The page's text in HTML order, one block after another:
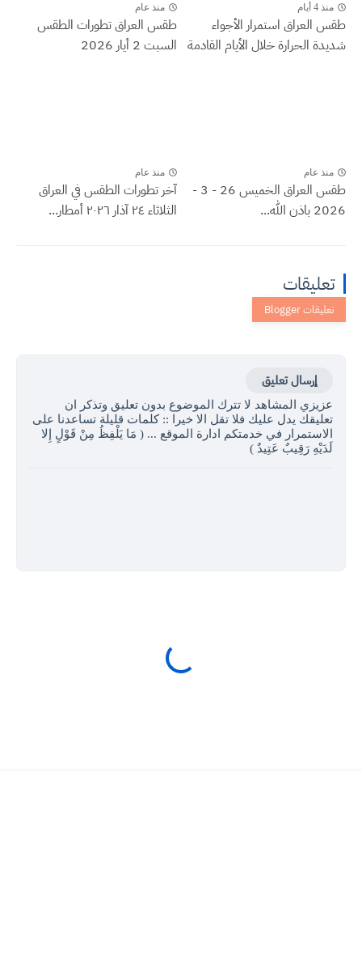
منذ 4 أيام
طقس العراق ‏استمرار الأجواء
شديدة الحرارة خلال الأيام القادمة
منذ عام
طقس العراق تطورات الطقس
السبت 2 أيار 2026
منذ عام
طقس العراق الخميس 26 - 3 -
2026 باذن الله...
منذ عام
آخر تطورات الطقس في العراق
الثلاثاء ٢٤ آذار ٢٠٢٦ أمطار...
تعليقات
إرسال تعليق
عزيزي المشاهد لا تترك الموضوع بدون تعليق وتذكر ان
تعليقك يدل عليك فلا تقل الا خيرا :: كلمات قليلة تساعدنا على
الاستمرار في خدمتكم ادارة الموقع ... ( مَا يَلْفِظُ مِنْ قَوْلٍ إِلا
لَدَيْهِ رَقِيبٌ عَتِيدٌ )